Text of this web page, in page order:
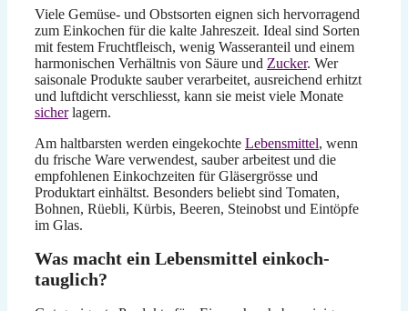
Viele Gemüse- und Obstsorten eignen sich hervorragend
zum Einkochen für die kalte Jahreszeit. Ideal sind Sorten
mit festem Fruchtfleisch, wenig Wasseranteil und einem
harmonischen Verhältnis von Säure und Zucker. Wer
saisonale Produkte sauber verarbeitet, ausreichend erhitzt
und luftdicht verschliesst, kann sie meist viele Monate
sicherlagern.
Am haltbarsten werden eingekochte Lebensmittel, wenn
du frische Ware verwendest, sauber arbeitest und die
empfohlenen Einkochzeiten für Gläsergrösse und
Produktart einhältst. Besonders beliebt sind Tomaten,
Bohnen, Rüebli, Kürbis, Beeren, Steinobst und Eintöpfe
im Glas.
Was macht ein Lebensmittel einkoch-
tauglich?